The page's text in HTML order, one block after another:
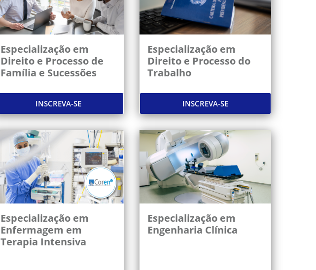
Especialização em
Direito e Processo de
Família e Sucessões
INSCREVA-SE
Especialização em
Direito e Processo do
Trabalho
INSCREVA-SE
Especialização em
Enfermagem em
Terapia Intensiva
Especialização em
Engenharia Clínica